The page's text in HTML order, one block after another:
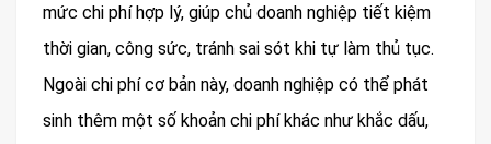
mức chi phí hợp lý, giúp chủ doanh nghiệp tiết kiệm
thời gian, công sức, tránh sai sót khi tự làm thủ tục.
Ngoài chi phí cơ bản này, doanh nghiệp có thể phát
sinh thêm một số khoản chi phí khác như khắc dấu,